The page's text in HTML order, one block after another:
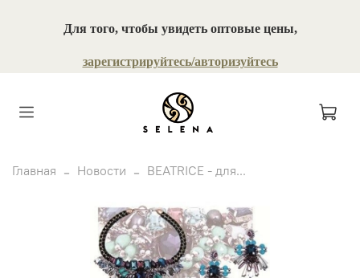
Для того, чтобы увидеть оптовые цены,
зарегистрируйтесь/авторизуйтесь
Главная Новости BEATRICE - для...